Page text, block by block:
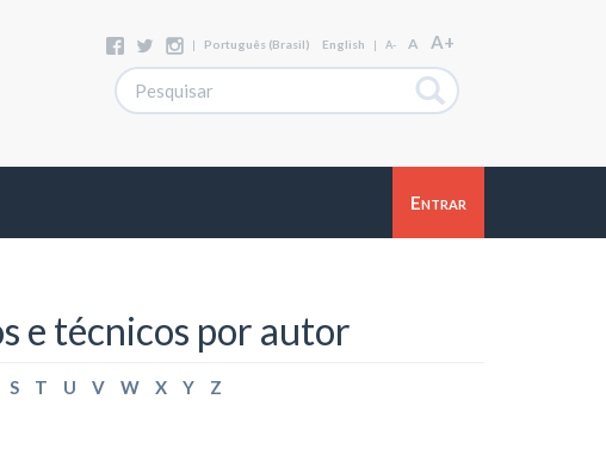
| Português (Brasil) English | A- A A+
Entrar
e técnicos por autor
S T U V W X Y Z